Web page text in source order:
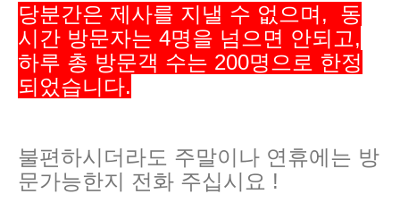
당분간은 제사를 지낼 수 없으며, 동
시간 방문자는 4명을 넘으면 안되고,
하루 총 방문객 수는 200명으로 한정
되었습니다.
불편하시더라도 주말이나 연휴에는 방
문가능한지 전화 주십시요 !